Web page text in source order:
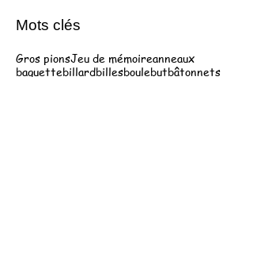
Mots clés
Gros pionsJeu de mémoireanneaux
baguettebillardbillesboulebutbâtonnets